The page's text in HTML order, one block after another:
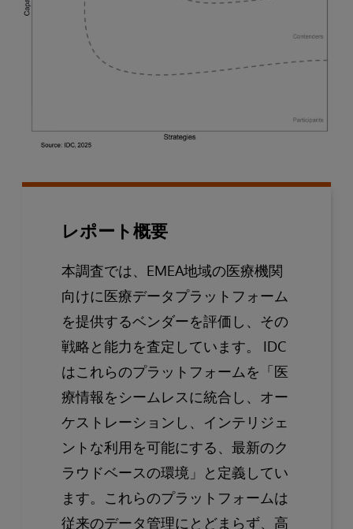
レポート概要
本調査では、EMEA地域の医療機関
向けに医療データプラットフォーム
を提供するベンダーを評価し、その
戦略と能力を査定しています。 IDC
はこれらのプラットフォームを「医
療情報をシームレスに統合し、オー
ケストレーションし、インテリジェ
ントな利用を可能にする、最新のク
ラウドベースの環境」と定義してい
ます。これらのプラットフォームは
従来のデータ管理にとどまらず、高